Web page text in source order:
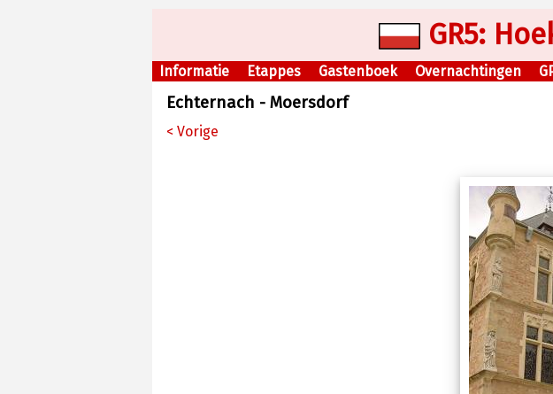
GR5:
Informatie Etappes Gastenboek Overnachtingen
Echternach - Moersdorf
< Vorige